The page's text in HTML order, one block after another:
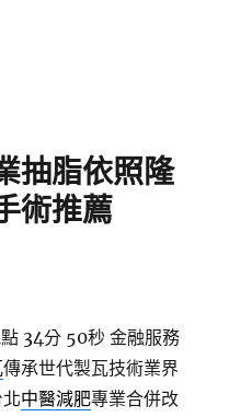
抽脂依照隆
術推薦
34分 50秒 金融服務
傳承世代製瓦技術業界
中醫減肥專業合併改